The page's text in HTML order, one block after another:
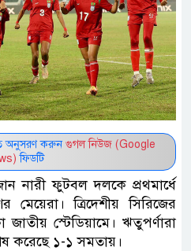
অনুসরণ করুন গুগল নিউজ (Google
ফিডটি
নারী ফুটবল দলকে প্রথমার্ধে
মেয়েরা। ত্রিদেশীয় সিরিজের
স্টেডিয়ামে। ঋতুপর্ণারা
করেছে ১-১ সমতায়।